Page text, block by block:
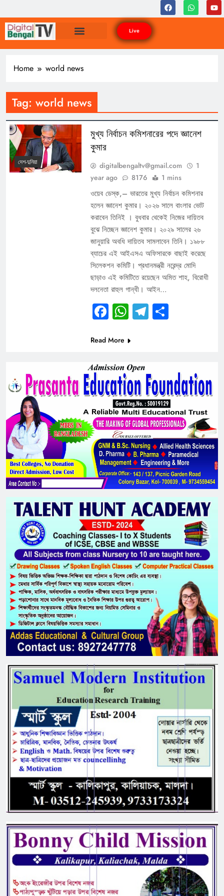
Live
Home world news
Tag: world news
দেশ-দুনিয়া
মুখ্য নির্বাচন কমিশনারের পদে জ্ঞানেশ
কুমার
digitalbengaltv@gmail.com
1
year ago
8176 1 mins
ওয়েব ডেস্ক,– ভারতের মুখ্য নির্বাচন কমিশনার
হলেন জ্ঞানেশ কুমার। ২০২৬ সালে বাংলার ভোট
করাবেন তিনিই । বুধবার থেকেই নিজের দায়িতব
বুঝে নিচ্ছেন জ্ঞানেশ কুমার। ২০২৯ সালের ২৬
জানুয়ারি অবধি দায়িতব সামলাবেন তিনি। ১৯৮৮
ব্যাচের এই আইএসএ অফিসারকে বাছাই করেছে
সিলেকশন কমিটি। প্রধানমন্ত্রী নরেন্দ্র মোদি
ছাড়াও এই কমিটিতে রয়েছেন অমিত শাহ, বিরোধী
দলনেতা রাহুল গান্ধী। আইন…
Facebook
WhatsApp
Telegram
Share
Read More